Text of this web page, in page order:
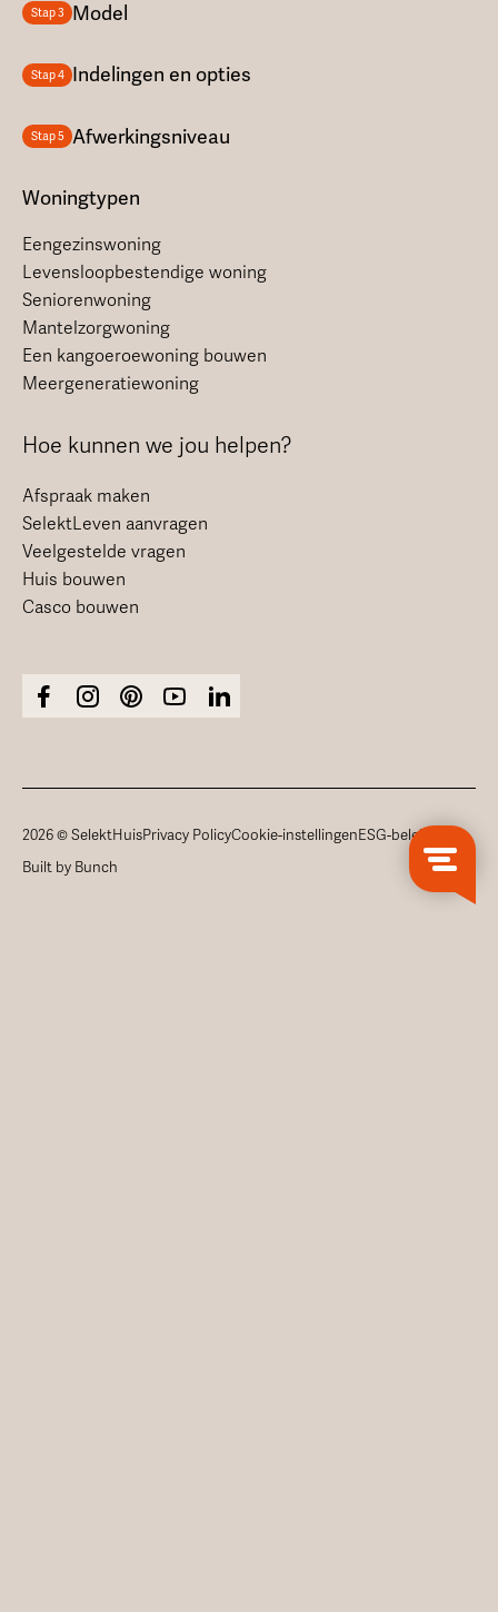
Stap 3 Model
Stap 4 Indelingen en opties
Stap 5 Afwerkingsniveau
Woningtypen
Eengezinswoning
Levensloopbestendige woning
Seniorenwoning
Mantelzorgwoning
Een kangoeroewoning bouwen
Meergeneratiewoning
Hoe kunnen we jou helpen?
Afspraak maken
SelektLeven aanvragen
Veelgestelde vragen
Huis bouwen
Casco bouwen
2026 © SelektHuisPrivacy PolicyCookie-instellingenESG-beleid
Built by Bunch